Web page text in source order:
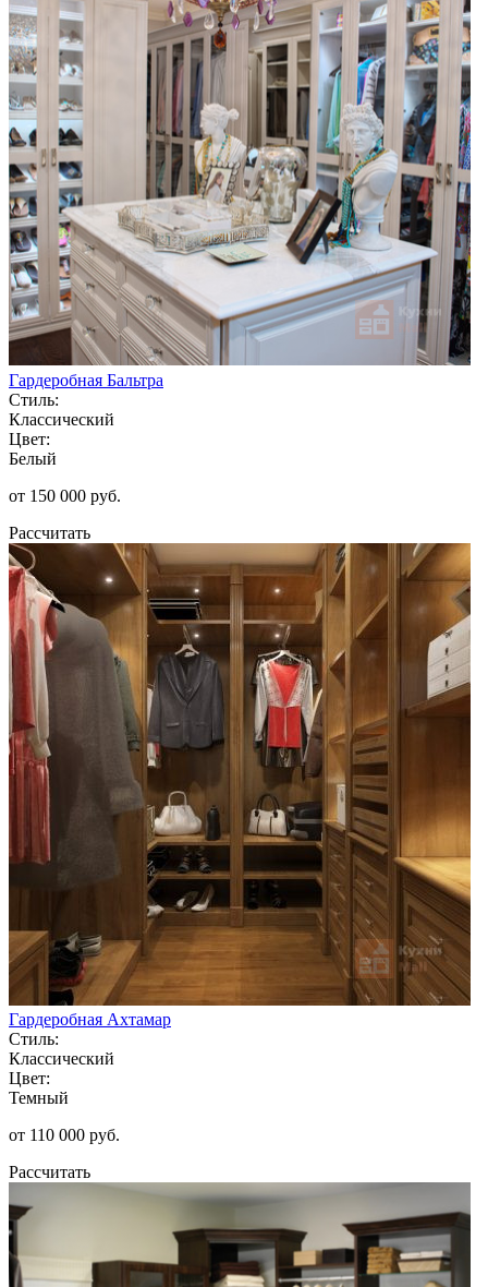
Гардеробная Бальтра
Стиль:
Классический
Цвет:
Белый
от 150 000 руб.
Рассчитать
Гардеробная Ахтамар
Стиль:
Классический
Цвет:
Темный
от 110 000 руб.
Рассчитать